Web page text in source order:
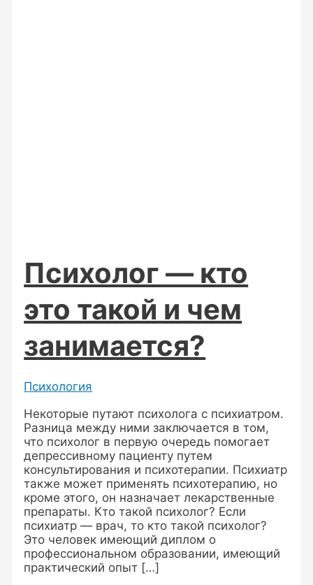
Психолог — кто
это такой и чем
занимается?
Психология
Некоторые путают психолога с психиатром.
Разница между ними заключается в том,
что психолог в первую очередь помогает
депрессивному пациенту путем
консультирования и психотерапии. Психиатр
также может применять психотерапию, но
кроме этого, он назначает лекарственные
препараты. Кто такой психолог? Если
психиатр — врач, то кто такой психолог?
Это человек имеющий диплом о
профессиональном образовании, имеющий
практический опыт […]